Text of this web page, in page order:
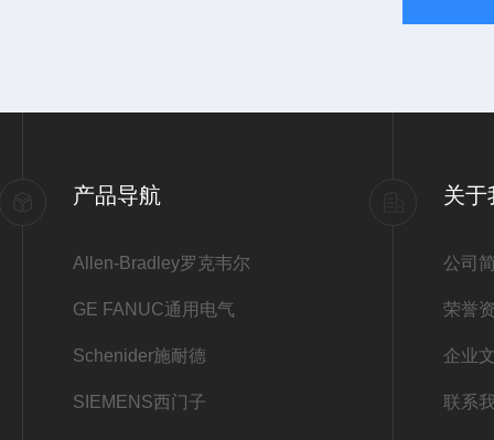
产品导航
Allen-Bradley罗克韦尔
GE FANUC通用电气
Schenider施耐德
SIEMENS西门子
关于
公司
荣誉
企业
联系